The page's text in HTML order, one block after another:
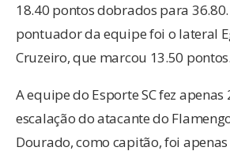
18.40 pontos dobrados para
pontuador da equipe foi o lateral
Cruzeiro, que marcou 13.50 pontos.
A equipe do Esporte SC fez apenas
escalação do atacante do
Dourado, como capitão, foi